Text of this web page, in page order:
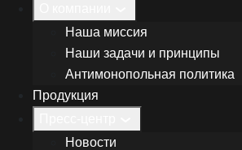
Наша миссия
Наши задачи и принципы
Антимонопольная политика
Продукция
Новости